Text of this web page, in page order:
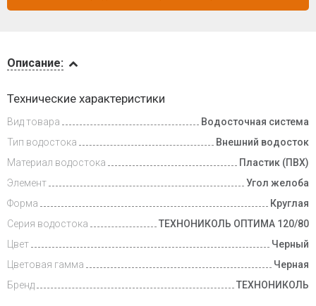
и оплата
Описание:
Технические характеристики
Вид товара
Водосточная система
Тип водостока
Внешний водосток
Материал водостока
Пластик (ПВХ)
Элемент
Угол желоба
Форма
Круглая
Серия водостока
ТЕХНОНИКОЛЬ ОПТИМА 120/80
Цвет
Черный
Цветовая гамма
Черная
Бренд
ТЕХНОНИКОЛЬ